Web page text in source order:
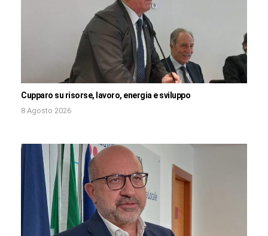
Cupparo su risorse, lavoro, energia e sviluppo
8 Agosto 2026